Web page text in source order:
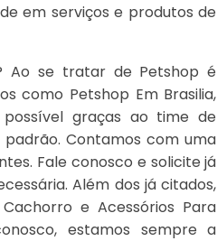
em serviços e produtos de
Ao se tratar de Petshop é
como Petshop Em Brasilia,
graças ao time de
padrão. Contamos com uma
Fale conosco e solicite já
Além dos já citados,
e Acessórios Para
estamos sempre a